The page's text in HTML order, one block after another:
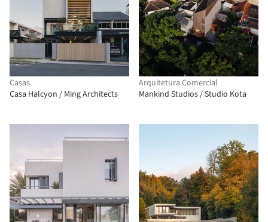
Casas
Casa Halcyon / Ming Architects
Arquitetura Comercial
Mankind Studios / Studio Kota